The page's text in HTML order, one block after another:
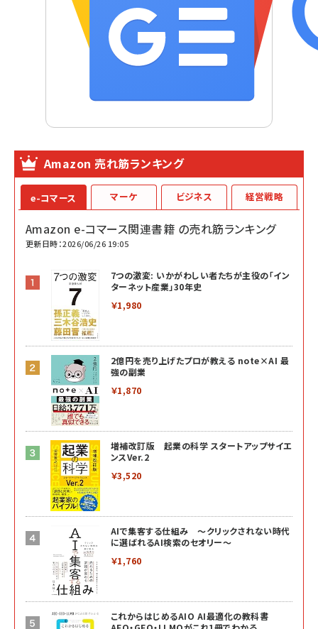
Amazon 売れ筋ランキング
e-コマース
Amazon e-コマース関連書籍 の売れ筋ランキング
更新日時：2026/06/26 19:05
7つの激変: いかがわしい者たちが主役の「イン
ターネット産業」30年史
￥1,980
2億円を売り上げたプロが教える note×AI 最
強の副業
￥1,870
増補改訂版 起業の科学 スタートアップサイエ
ンスVer.2
￥3,520
AIで集客する仕組み ～クリックされない時代
に選ばれるAI検索のセオリー～
￥1,760
これからはじめるAIO AI最適化の教科書
マーケ ビジネス 経営戦略